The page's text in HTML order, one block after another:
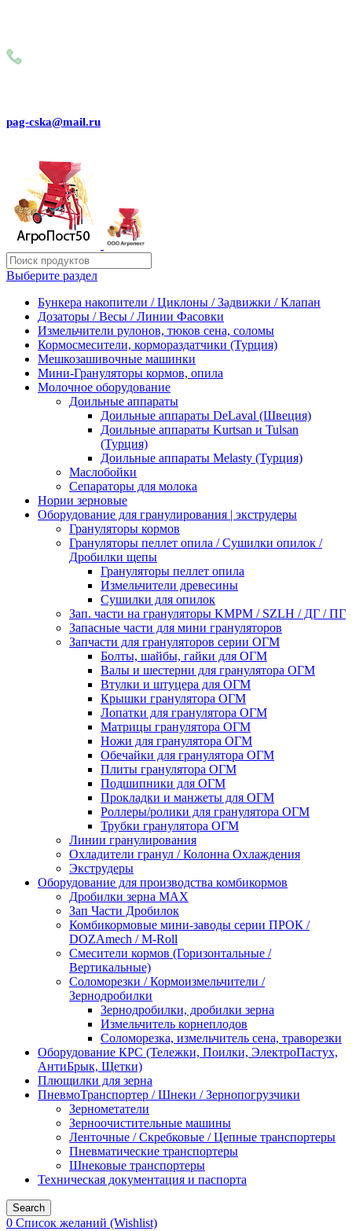
pag-cska@mail.ru
Выберите раздел
Бункера накопители / Циклоны / Задвижки / Клапан
Дозаторы / Весы / Линии Фасовки
Измельчители рулонов, тюков сена, соломы
Кормосмесители, кормораздатчики (Турция)
Мешкозашивочные машинки
Мини-Грануляторы кормов, опила
Молочное оборудование
Доильные аппараты
Доильные аппараты DeLaval (Швеция)
Доильные аппараты Kurtsan и Tulsan
(Турция)
Доильные аппараты Melasty (Турция)
Маслобойки
Сепараторы для молока
Нории зерновые
Оборудование для гранулирования | экструдеры
Грануляторы кормов
Грануляторы пеллет опила / Сушилки опилок /
Дробилки щепы
Грануляторы пеллет опила
Измельчители древесины
Сушилки для опилок
Зап. части на грануляторы KMPM / SZLH / ДГ / ПГ
Запасные части для мини грануляторов
Запчасти для грануляторов серии ОГМ
Болты, шайбы, гайки для ОГМ
Валы и шестерни для гранулятора ОГМ
Втулки и штуцера для ОГМ
Крышки гранулятора ОГМ
Лопатки для гранулятора ОГМ
Матрицы гранулятора ОГМ
Ножи для гранулятора ОГМ
Обечайки для гранулятора ОГМ
Плиты гранулятора ОГМ
Подшипники для ОГМ
Прокладки и манжеты для ОГМ
Роллеры/ролики для гранулятора ОГМ
Трубки гранулятора ОГМ
Линии гранулирования
Охладители гранул / Колонна Охлаждения
Экструдеры
Оборудование для производства комбикормов
Дробилки зерна МАХ
Зап Части Дробилок
Комбикормовые мини-заводы серии ПРОК /
DOZAmech / M-Roll
Смесители кормов (Горизонтальные /
Вертикальные)
Соломорезки / Кормоизмельчители /
Зернодробилки
Зернодробилки, дробилки зерна
Измельчитель корнеплодов
Соломорезка, измельчитель сена, траворезки
Оборудование КРС (Тележки, Поилки, ЭлектроПастух,
АнтиБрык, Щетки)
Плющилки для зерна
ПневмоТранспортер / Шнеки / Зернопогрузчики
Зернометатели
Зерноочистительные машины
Ленточные / Скребковые / Цепные транспортеры
Пневматические транспортеры
Шнековые транспортеры
Техническая документация и паспорта
Search
0 Список желаний (Wishlist)